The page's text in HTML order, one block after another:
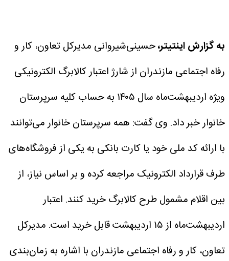
به گزارش اینتیتر،حسینی‌شیروانی مدیرکل تعاون، کار و
رفاه اجتماعی مازندران از شارژ اعتبار کالابرگ الکترونیکی
ویژه اردیبهشت‌ماه سال ۱۴۰۵ به حساب کلیه سرپرستان
خانوار خبر داد. وی گفت: همه سرپرستان خانوار می‌توانند
با ارائه کد ملی خود یا کارت بانکی به یکی از فروشگاه‌های
طرف قرارداد الکترونیک مراجعه کرده و بر اساس نیاز، از
بین اقلام مشمول طرح کالابرگ خرید کنند. اعتبار
اردیبهشت‌ماه از ۱۵ اردیبهشت قابل خرید است.
مدیرکل
تعاون، کار و رفاه اجتماعی مازندران با اشاره به زمان‌بندی